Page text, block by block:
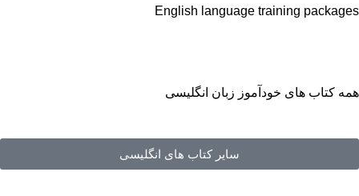
English language training packages
همه کتاب های خودآموز زبان انگلیسی
سایر کتاب های انگلیسی